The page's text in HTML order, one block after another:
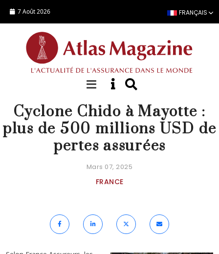
7 Août 2026 FRANÇAIS
ACTUALITÉ
Cyclone Chido à Mayotte :
plus de 500 millions USD de
pertes assurées
Mars 07, 2025
FRANCE